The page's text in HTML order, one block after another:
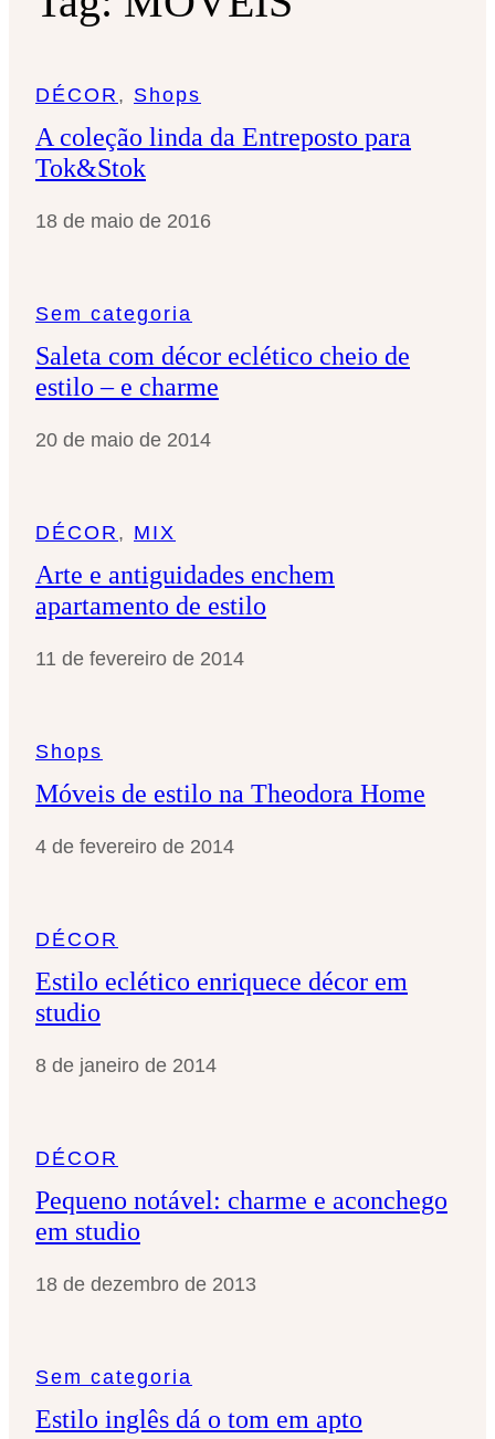
DÉCOR , Shops
A coleção linda da Entreposto para
Tok&Stok
18 de maio de 2016
Sem categoria
Saleta com décor eclético cheio de
estilo – e charme
20 de maio de 2014
DÉCOR , MIX
Arte e antiguidades enchem
apartamento de estilo
11 de fevereiro de 2014
Shops
Móveis de estilo na Theodora Home
4 de fevereiro de 2014
DÉCOR
Estilo eclético enriquece décor em
studio
8 de janeiro de 2014
DÉCOR
Pequeno notável: charme e aconchego
em studio
18 de dezembro de 2013
Sem categoria
Estilo inglês dá o tom em apto